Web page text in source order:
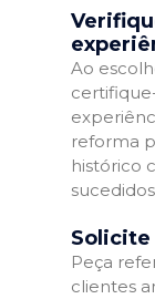
Ao
reforma
histórico
Solicite
Peça
clientes